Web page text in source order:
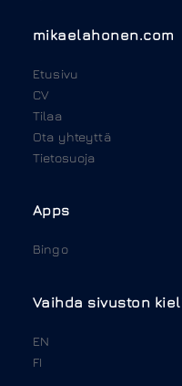
mikaelahonen.com
Etusivu
CV
Tilaa
Ota yhteyttä
Tietosuoja
Apps
Bingo
Vaihda sivuston
EN
FI